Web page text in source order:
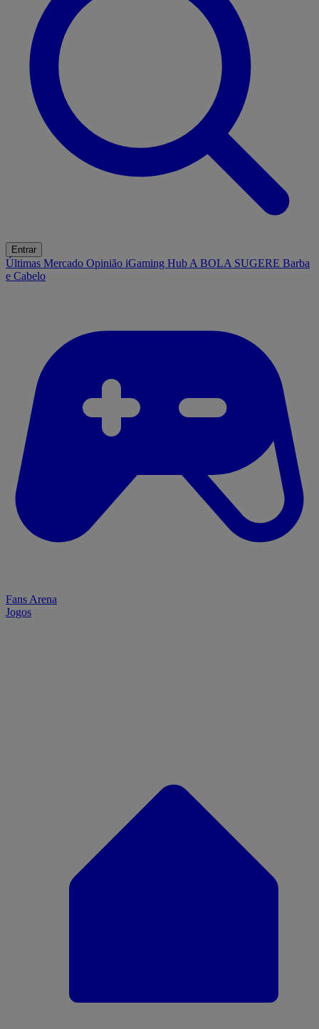
Entrar
Últimas Mercado Opinião iGaming Hub A BOLA SUGERE Barba
e Cabelo
Fans Arena
Jogos